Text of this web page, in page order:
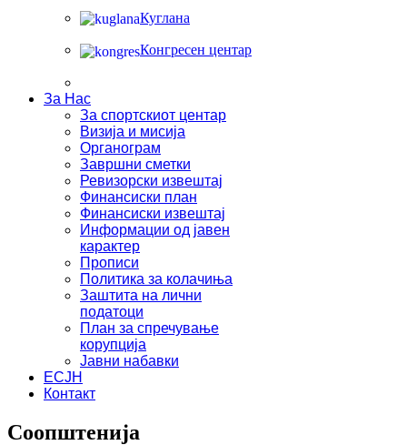
Куглана
Конгресен центар
За Нас
За спортскиот центар
Визија и мисија
Органограм
Завршни сметки
Ревизорски извештај
Финансиски план
Финансиски извештај
Информации од јавен
карактер
Прописи
Политика за колачиња
Заштита на лични
податоци
План за спречување
корупција
Јавни набавки
ЕСЈН
Контакт
Соопштенија